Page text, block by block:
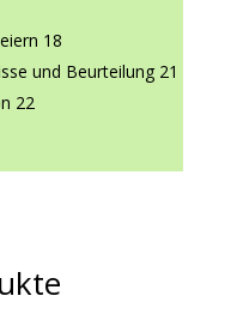
18
und Beurteilung 21
22